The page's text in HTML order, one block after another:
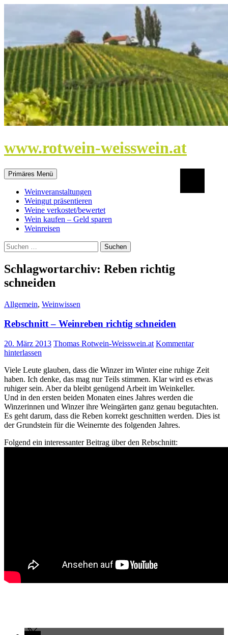
www.rotwein-weisswein.at
Primäres Menü
Weinveranstaltungen
Weingut präsentieren
Weine verkostet/bewertet
Wein kaufen – Geld sparen
Weinreisen
Suchen
nach:
Schlagwortarchiv: Reben richtig
schneiden
Allgemein, Weinwissen
Rebschnitt – Weinreben richtig schneiden
20. März 2013 Thomas Rotwein-Weisswein.at Kommentar
hinterlassen
Viele Leute glauben, dass die Winzer im Winter eine ruhige Zeit
haben. Ich denke, das mag nur Teils stimmen. Klar wird es etwas
ruhiger sein. Aber da bleibt genügend Arbeit im Weinkeller.
Und in den ersten beiden Monaten eines Jahres werden die
Winzerinnen und Winzer ihre Weingärten ganz genau begutachten.
Es geht darum, dass die Reben korrekt geschnitten werden. Dies ist
der Grundstein für die Weinernte des folgenden Jahres.
Folgend ein interessanter Beitrag über den Rebschnitt: